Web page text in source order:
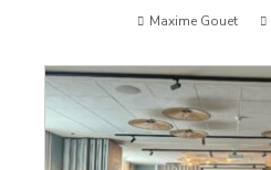
Maxime Gouet